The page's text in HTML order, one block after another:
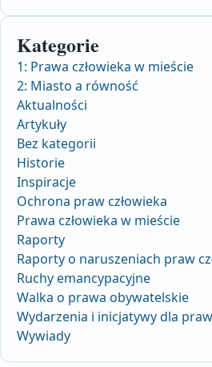
Kategorie
1: Prawa człowieka w mieście
2: Miasto a równość
Aktualności
Artykuły
Bez kategorii
Historie
Inspiracje
Ochrona praw człowieka
Prawa człowieka w mieście
Raporty
Raporty o naruszeniach praw
Ruchy emancypacyjne
Walka o prawa obywatelskie
Wydarzenia i inicjatywy dla
Wywiady